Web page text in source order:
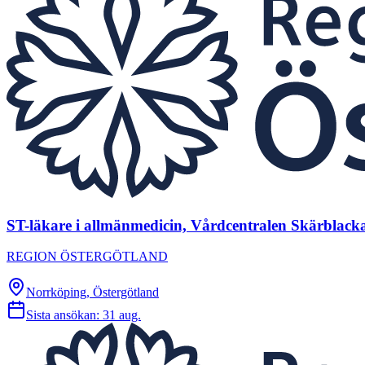
ST-läkare i allmänmedicin, Vårdcentralen
REGION ÖSTERGÖTLAND
Norrköping, Östergötland
Sista ansökan: 31 aug.